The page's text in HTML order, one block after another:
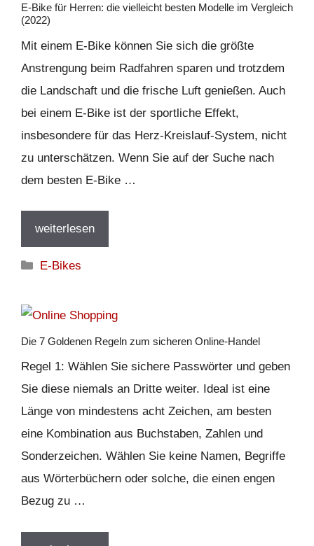
E-Bike für Herren: die vielleicht besten Modelle im Vergleich
(2022)
Mit einem E-Bike können Sie sich die größte
Anstrengung beim Radfahren sparen und trotzdem
die Landschaft und die frische Luft genießen. Auch
bei einem E-Bike ist der sportliche Effekt,
insbesondere für das Herz-Kreislauf-System, nicht
zu unterschätzen. Wenn Sie auf der Suche nach
dem besten E-Bike …
weiterlesen
Kategorien
E-Bikes
Die 7 Goldenen Regeln zum sicheren Online-Handel
Regel 1: Wählen Sie sichere Passwörter und geben
Sie diese niemals an Dritte weiter. Ideal ist eine
Länge von mindestens acht Zeichen, am besten
eine Kombination aus Buchstaben, Zahlen und
Sonderzeichen. Wählen Sie keine Namen, Begriffe
aus Wörterbüchern oder solche, die einen engen
Bezug zu …